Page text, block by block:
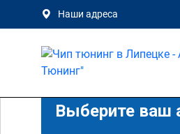
Наши адреса
Выберите ваш